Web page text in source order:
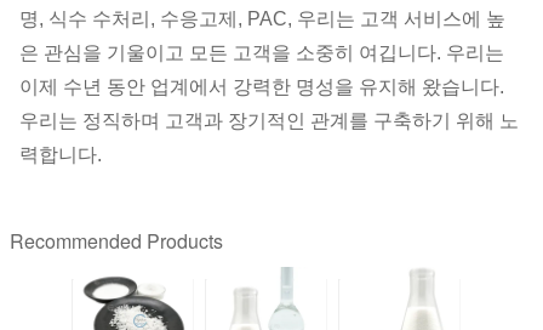
명, 식수 수처리, 수응고제, PAC, 우리는 고객 서비스에 높
은 관심을 기울이고 모든 고객을 소중히 여깁니다. 우리는
이제 수년 동안 업계에서 강력한 명성을 유지해 왔습니다.
우리는 정직하며 고객과 장기적인 관계를 구축하기 위해 노
력합니다.
Recommended Products